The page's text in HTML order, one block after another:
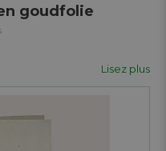
goudfolie
Lisez plus